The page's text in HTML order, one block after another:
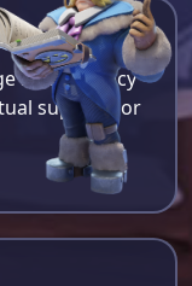
in diplomacy
support, or